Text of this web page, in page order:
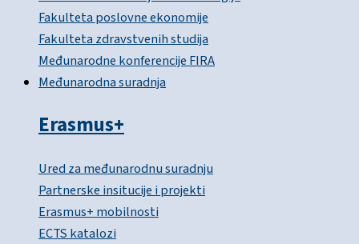
Fakulteta poslovne ekonomije
Fakulteta zdravstvenih studija
Međunarodne konferencije FIRA
Međunarodna suradnja
Erasmus+
Ured za međunarodnu suradnju
Partnerske insitucije i projekti
Erasmus+ mobilnosti
ECTS katalozi